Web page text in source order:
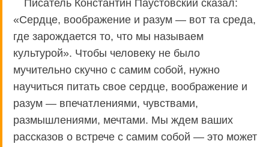
Писатель Константин Паустовский сказал:
«Сердце, воображение и разум — вот та среда,
где зарождается то, что мы называем
культурой». Чтобы человеку не было
мучительно скучно с самим собой, нужно
научиться питать свое сердце, воображение и
разум — впечатлениями, чувствами,
размышлениями, мечтами. Мы ждем ваших
рассказов о встрече с самим собой — это может